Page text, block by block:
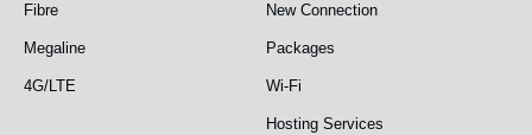
Fibre
Megaline
4G/LTE
New Connection
Packages
Wi-Fi
Hosting Services